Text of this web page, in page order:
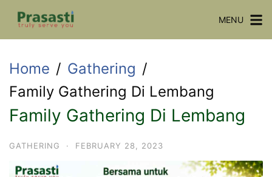
Skip
MENU
Home
Gathering
Family Gathering Di Lembang
Family Gathering Di Lembang
GATHERING · FEBRUARY 28, 2023